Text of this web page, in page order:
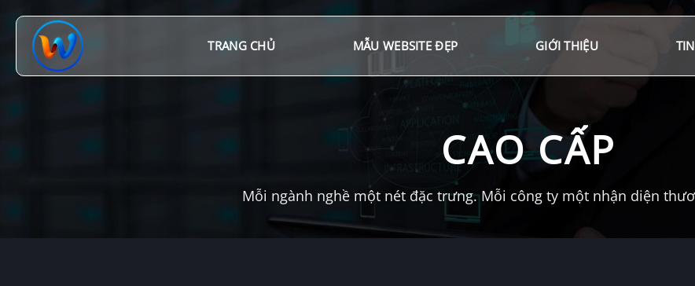
đến
TRANG CHỦ MẪU WEBSITE ĐẸP GIỚI THIỆU
CAO CẤP
Mỗi ngành nghề một nét đặc trưng. Mỗi công ty một nhận diện